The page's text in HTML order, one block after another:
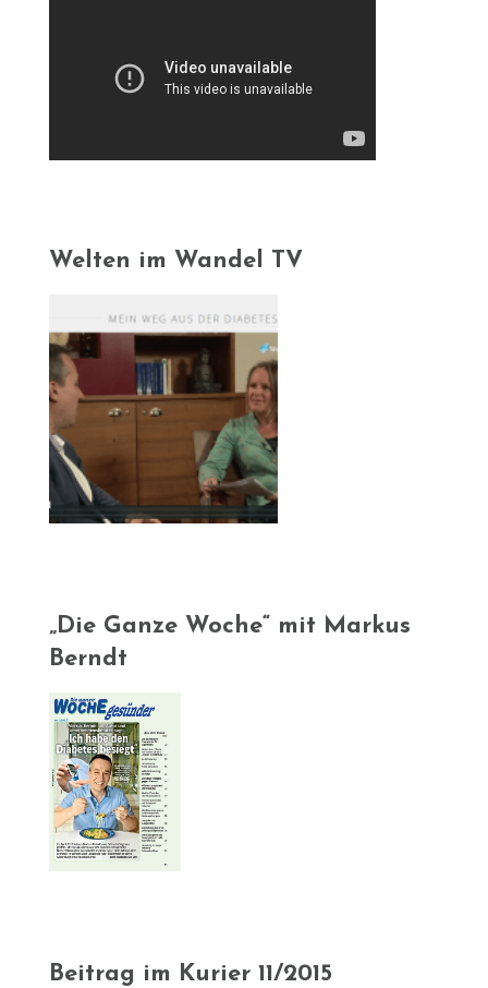
Welten im Wandel TV
„Die Ganze Woche“ mit Markus
Berndt
Beitrag im Kurier 11/2015